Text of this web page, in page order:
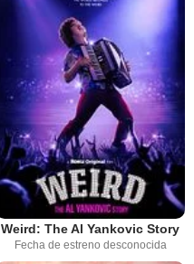
Weird: The Al Yankovic Story
Fecha de estreno desconocida